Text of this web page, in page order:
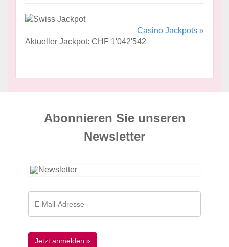
Casino Jackpots »
Aktueller Jackpot: CHF 1'042'542
Abonnieren Sie unseren
News­letter